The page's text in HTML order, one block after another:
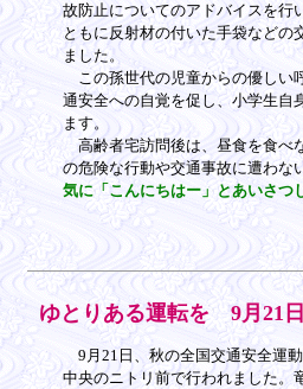
故防止についてのアドバイスを行
ともに反射材の付いた手袋などの
ました。
この孫世代の児童からの優しい
通安全への自覚を促し、小学生自
ます。
高齢者宅訪問後は、昼食を食べ
の危険な行動や交通事故に遭わな
気に「こんにちはー」とあいさつ
ゆとりある運転を 9月21
9月21日、秋の全国交通安全運
中央のニトリ前で行われました。